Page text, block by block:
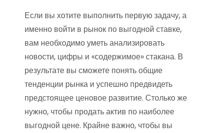
Если вы хотите выполнить первую задачу, а
именно войти в рынок по выгодной ставке,
вам необходимо уметь анализировать
новости, цифры и «содержимое» стакана. В
результате вы сможете понять общие
тенденции рынка и успешно предвидеть
предстоящее ценовое развитие. Столько же
нужно, чтобы продать актив по наиболее
выгодной цене. Крайне важно, чтобы вы